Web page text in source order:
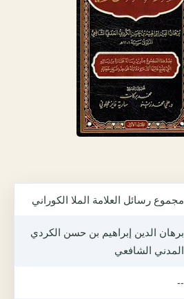
مجموع رسائل العلامة الملا الكوراني
برهان الدين إبراهيم بن حسن الكردي
المدني الشافعي
--